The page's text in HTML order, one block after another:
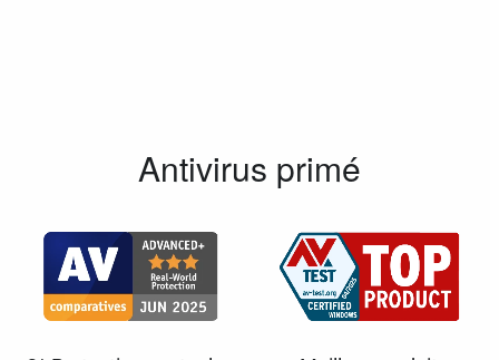
Antivirus primé